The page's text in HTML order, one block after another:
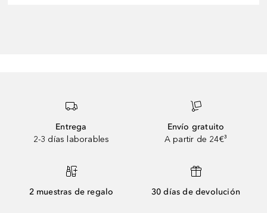
Entrega
2-3 días laborables
Envío gratuito
A partir de 24€³
2 muestras de regalo 30 días de devolución